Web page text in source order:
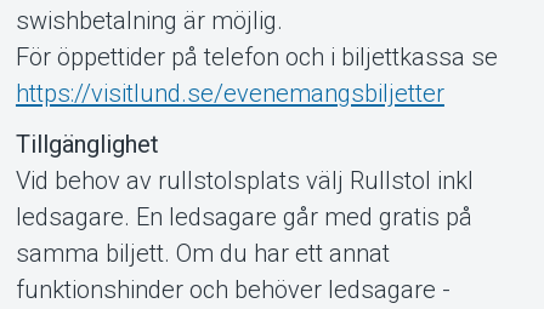
swishbetalning är möjlig.
För öppettider på telefon och i biljettkassa se
https://visitlund.se/evenemangsbiljetter
Tillgänglighet
Vid behov av rullstolsplats välj Rullstol inkl
ledsagare. En ledsagare går med gratis på
samma biljett. Om du har ett annat
funktionshinder och behöver ledsagare -